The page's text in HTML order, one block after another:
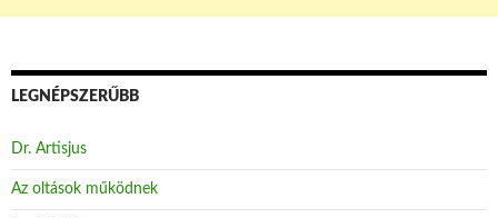
LEGNÉPSZERŰBB
Dr. Artisjus
Az oltások működnek